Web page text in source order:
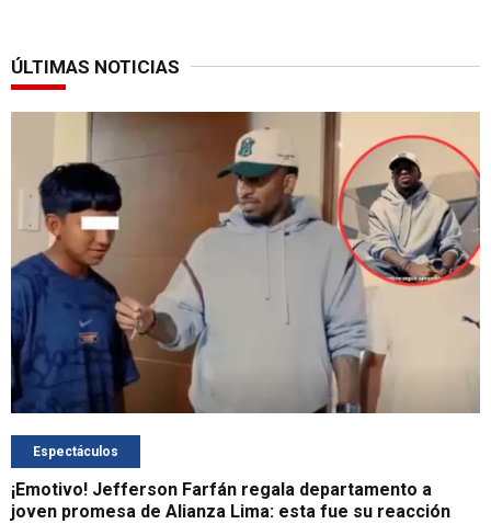
ÚLTIMAS NOTICIAS
Espectáculos
¡Emotivo! Jefferson Farfán regala departamento a
joven promesa de Alianza Lima: esta fue su reacción